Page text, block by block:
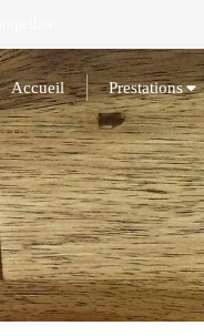
Accueil Prestations